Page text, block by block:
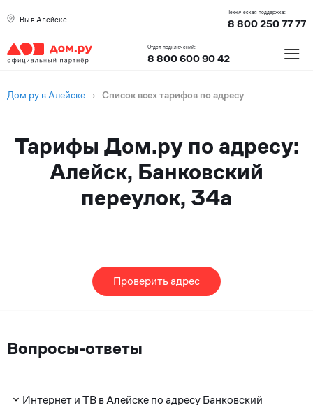
Вы в Алейске
Техническая поддержка:
8 800 250 77 77
Отдел подключений:
8 800 600 90 42 ≡
Дом.ру в Алейске › Список всех тарифов по адресу
Тарифы Дом.ру по адресу:
Алейск, Банковский
переулок, 34а
Проверить адрес
Вопросы-ответы
Интернет и ТВ в Алейске по адресу Банковский